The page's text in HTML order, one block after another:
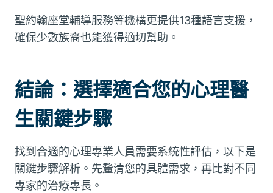
聖約翰座堂輔導服務等機構更提供13種語言支援，
確保少數族裔也能獲得適切幫助。
結論：選擇適合您的心理醫
生關鍵步驟
找到合適的心理專業人員需要系統性評估，以下是
關鍵步驟解析。先釐清您的具體需求，再比對不同
專家的治療專長。